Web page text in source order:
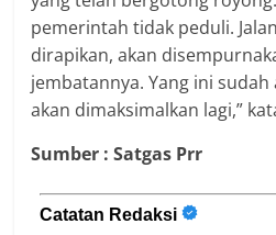
pemerintah tidak peduli.
dirapikan, akan
jembatannya. Yang ini
akan dimaksimalkan lagi,”
Sumber : Satgas Prr